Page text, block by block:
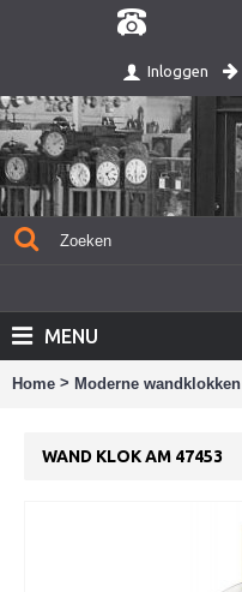
Inloggen
MENU
Home > Moderne wandklokken
WAND KLOK AM 47453